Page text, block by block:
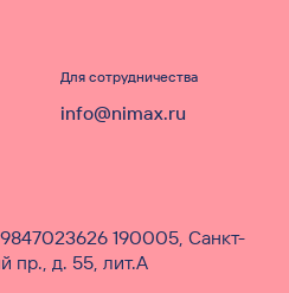
Для сотрудничества
info@nimax.ru
190005, Санкт-
пр., д. 55, лит.А